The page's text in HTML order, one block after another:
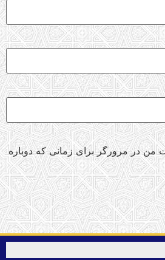
من در مرورگر برای زمانی که دوباره